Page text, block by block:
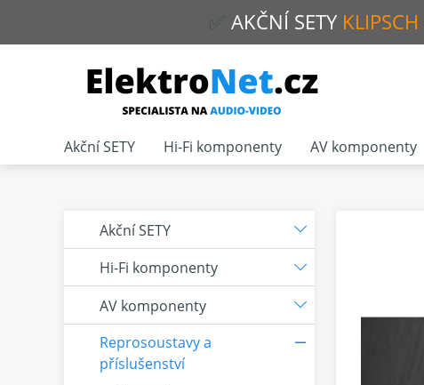
✅ AKČNÍ SETY KLIPSCH
Akční SETY
Hi-Fi komponenty
AV komponenty
Reprosoustavy a
příslušenství
Akční SETY Hi-Fi komponenty AV komponenty